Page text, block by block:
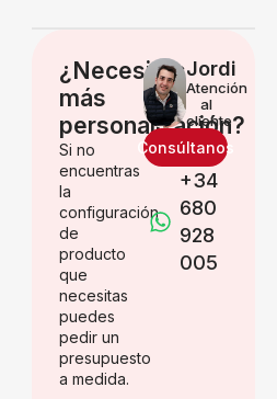
¿Necesitas
más
personalización?
Si no
encuentras
la
configuración
de
producto
que
necesitas
puedes
pedir un
presupuesto
a medida.
Jordi
Atención
al
cliente
Consúltanos
+34
680
928
005